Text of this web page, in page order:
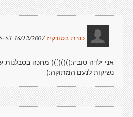
כנרת בטורקיז 16/12/2007 14:35:53
אני ילדה טובה:)))))))) מחכה
נשיקות לנעם המתוקה:)